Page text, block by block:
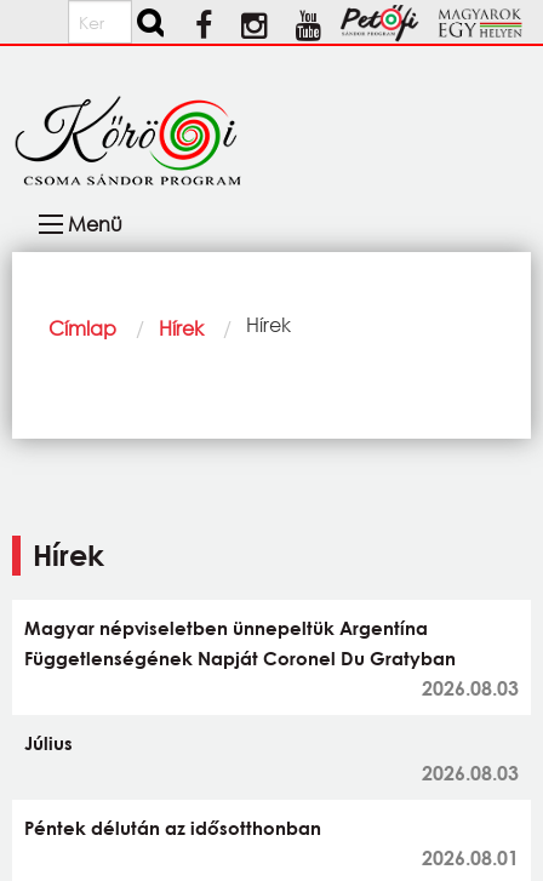
Ugrás a tartalomra
Keresés
navigáció
Menü
Morzsa
Címlap Hírek Current:
Hírek
Hírek
Magyar népviseletben ünnepeltük Argentína
Függetlenségének Napját Coronel Du Gratyban
2026.08.03
Július
2026.08.03
Péntek délután az idősotthonban
2026.08.01